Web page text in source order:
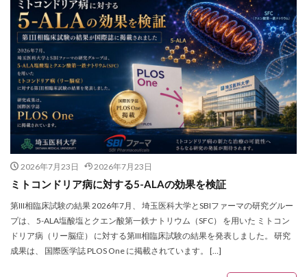
2026年7月23日 2026年7月23日
ミトコンドリア病に対する5-ALAの効果を検証
第III相臨床試験の結果 2026年7月、 埼玉医科大学とSBIファーマの研究グルー
プは、 5-ALA塩酸塩とクエン酸第一鉄ナトリウム（SFC） を用いた ミトコン
ドリア病（リー脳症） に対する第III相臨床試験の結果を発表しました。 研究
成果は、 国際医学誌 PLOS One に掲載されています。 […]